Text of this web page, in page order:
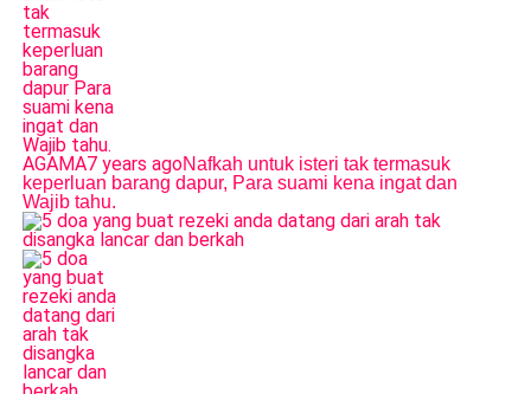
AGAMA7 years agoNafkah untuk isteri tak termasuk
keperluan barang dapur, Para suami kena ingat dan
Wajib tahu.